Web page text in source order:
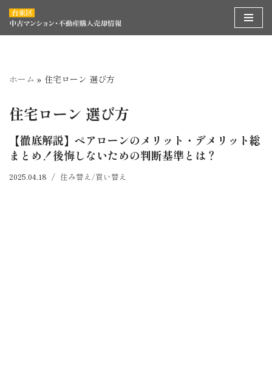
コ
ン
へ
ス
キ
ッ
ホーム » 住宅ローン 選び方
住宅ローン 選び方
【徹底解説】ペアローンのメリット・デメリット総
まとめ！後悔しないための判断基準とは？
2025.04.18 住み替え/買い替え